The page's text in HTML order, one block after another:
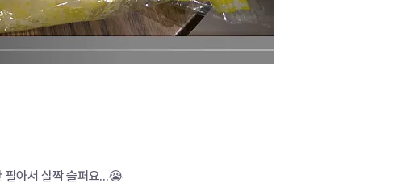
팔아서 살짝 슬퍼요...😭